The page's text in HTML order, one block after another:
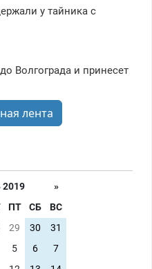
у тайника с
Волгограда и принесет
лента
»
ПТ СБ
ВС
29 30
31
5 6
7